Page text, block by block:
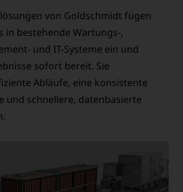
von Goldschmidt fügen
in bestehende Wartungs-,
und IT-Systeme ein und
sofort bereit. Sie
Abläufe, eine konsistente
und schnellere, datenbasierte